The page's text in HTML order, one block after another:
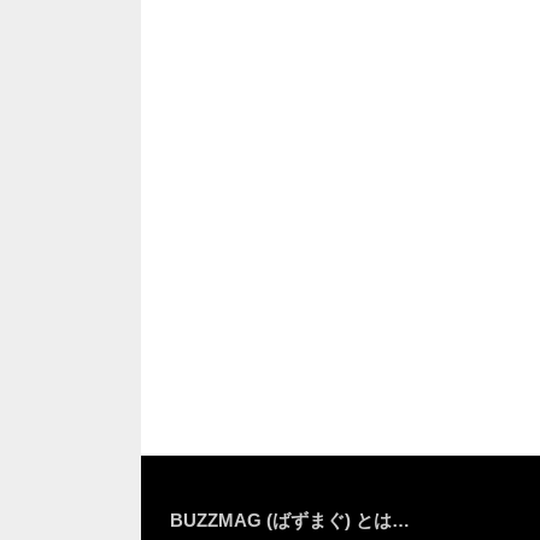
BUZZMAG (ばずまぐ) とは…